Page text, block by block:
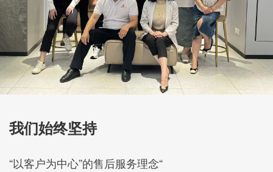
我们始终坚持
“以客户为中心”的售后服务理念“